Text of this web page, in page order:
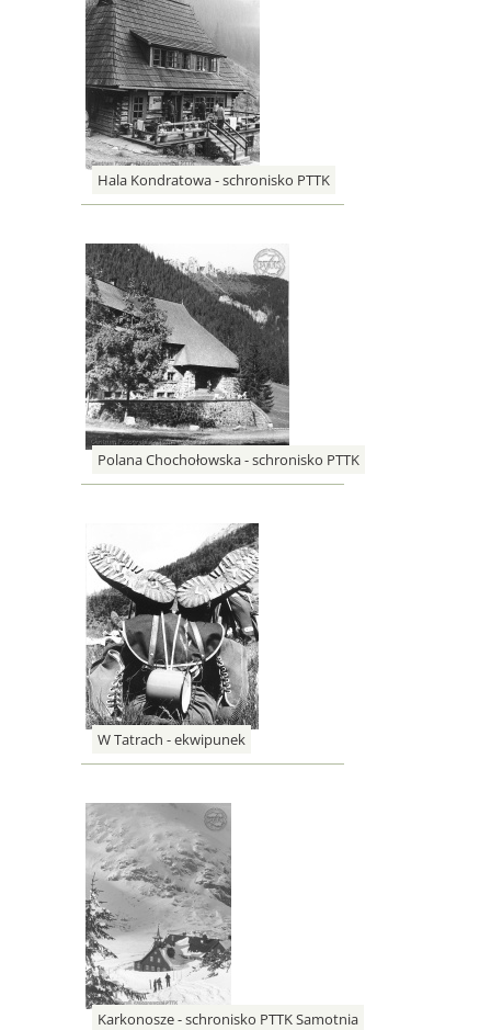
Hala Kondratowa - schronisko PTTK
Polana Chochołowska - schronisko PTTK
W Tatrach - ekwipunek
Karkonosze - schronisko PTTK Samotnia